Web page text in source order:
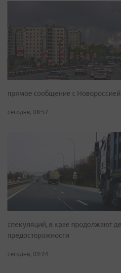
прямое сообщение с Новороссией
сегодня, 08:57
спекуляций, в крае продолжают
предосторожности
сегодня, 09:24